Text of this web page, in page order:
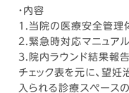
・内容
1.当院の医療安全管理
2.緊急時対応マニュア
3.院内ラウンド結果報告
チェック表を元に、望
入られる診療スペースの